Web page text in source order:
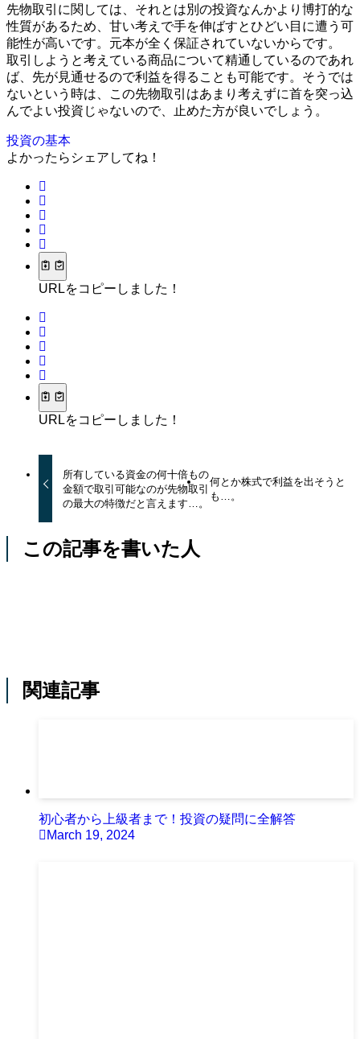
先物取引に関しては、それとは別の投資なんかより博打的な
性質があるため、甘い考えで手を伸ばすとひどい目に遭う可
能性が高いです。元本が全く保証されていないからです。
取引しようと考えている商品について精通しているのであれ
ば、先が見通せるので利益を得ることも可能です。そうでは
ないという時は、この先物取引はあまり考えずに首を突っ込
んでよい投資じゃないので、止めた方が良いでしょう。
投資の基本
よかったらシェアしてね！
URLをコピーしました！
URLをコピーしました！
所有している資金の何十倍もの
金額で取引可能なのが先物取引
の最大の特徴だと言えます…。
何とか株式で利益を出そうと
も…。
この記事を書いた人
関連記事
初心者から上級者まで！投資の疑問に全解答
March 19, 2024